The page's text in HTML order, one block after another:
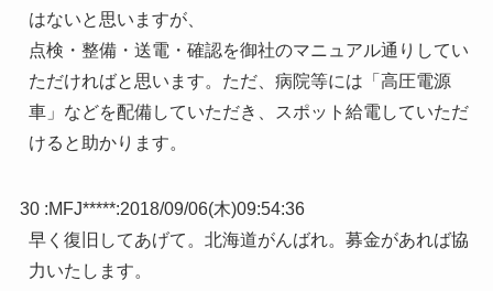
はないと思いますが、
点検・整備・送電・確認を御社のマニュアル通りしてい
ただければと思います。ただ、病院等には「高圧電源
車」などを配備していただき、スポット給電していただ
けると助かります。
30 :MFJ*****:2018/09/06(木)09:54:36
早く復旧してあげて。北海道がんばれ。募金があれば協
力いたします。